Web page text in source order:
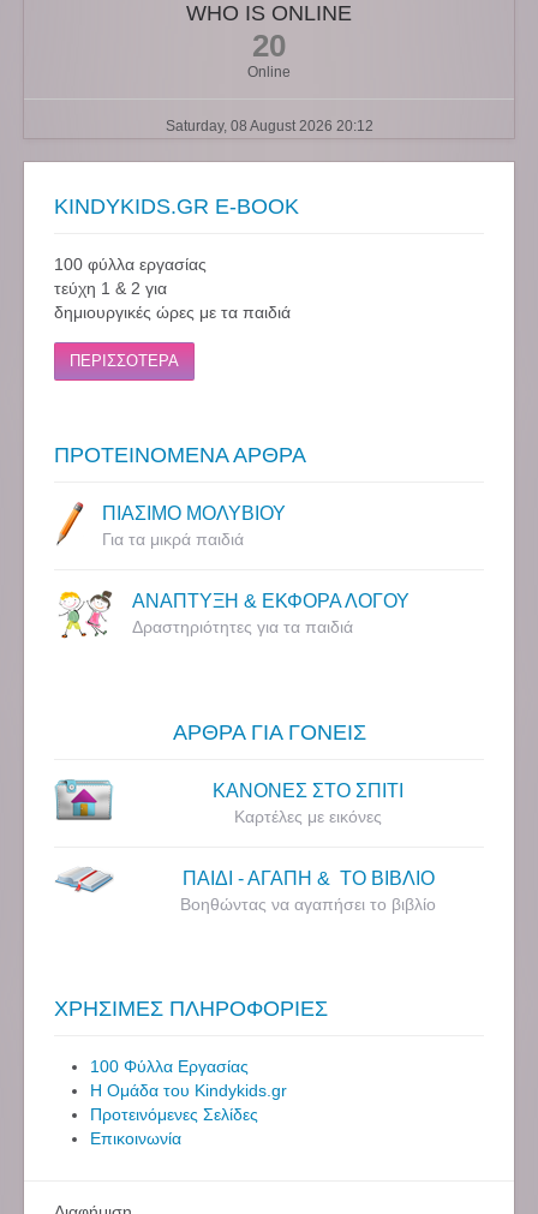
WHO IS ONLINE
20
Online
Saturday, 08 August 2026 20:12
KINDYKIDS.GR E-BOOK
100 φύλλα εργασίας
τεύχη 1 & 2 για
δημιουργικές ώρες με τα παιδιά
ΠΕΡΙΣΣΟΤΕΡΑ
ΠΡΟΤΕΙΝΟΜΕΝΑ ΑΡΘΡΑ
ΠΙΑΣΙΜΟ ΜΟΛΥΒΙΟΥ
Για τα μικρά παιδιά
ΑΝΑΠΤΥΞΗ & ΕΚΦΟΡΑ ΛΟΓΟΥ
Δραστηριότητες για τα παιδιά
ΑΡΘΡΑ ΓΙΑ ΓΟΝΕΙΣ
ΚΑΝΟΝΕΣ ΣΤΟ ΣΠΙΤΙ
Καρτέλες με εικόνες
ΠΑΙΔΙ - ΑΓΑΠΗ & ΤΟ ΒΙΒΛΙΟ
Βοηθώντας να αγαπήσει το βιβλίο
ΧΡΗΣΙΜΕΣ ΠΛΗΡΟΦΟΡΙΕΣ
100 Φύλλα Εργασίας
Η Ομάδα του Kindykids.gr
Προτεινόμενες Σελίδες
Επικοινωνία